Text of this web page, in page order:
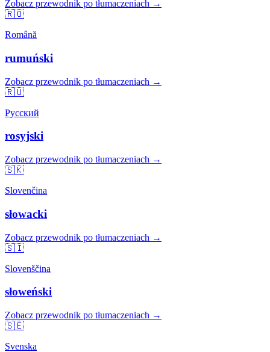
Zobacz przewodnik po tłumaczeniach →
🇷🇴
Română
rumuński
Zobacz przewodnik po tłumaczeniach →
🇷🇺
Русский
rosyjski
Zobacz przewodnik po tłumaczeniach →
🇸🇰
Slovenčina
słowacki
Zobacz przewodnik po tłumaczeniach →
🇸🇮
Slovenščina
słoweński
Zobacz przewodnik po tłumaczeniach →
🇸🇪
Svenska